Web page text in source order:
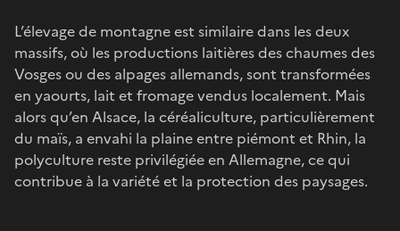
L’élevage de montagne est similaire dans les deux
massifs, où les productions laitières des chaumes des
Vosges ou des alpages allemands, sont transformées
en yaourts, lait et fromage vendus localement. Mais
alors qu’en Alsace, la céréaliculture, particulièrement
du maïs, a envahi la plaine entre piémont et Rhin, la
polyculture reste privilégiée en Allemagne, ce qui
contribue à la variété et la protection des paysages.